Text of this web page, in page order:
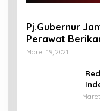
Pj.Gubernur
Perawat
Kesehatan
Maret 19, 2021